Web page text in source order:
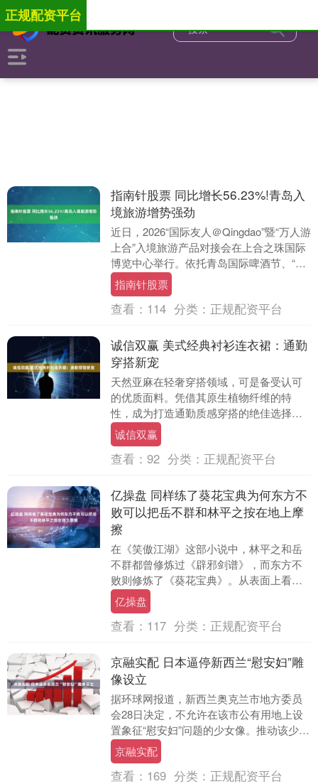
正规配资平台
指南针股票 同比增长56.23%!青岛入
境旅游增势强劲
近日，2026“国际友人＠Qingdao”暨“万人游
上合”入境旅游产品对接会在上合之珠国际
博览中心举行。依托青岛国际啤酒节、“丝
路千古情”等文旅热潮与“上合之夏....
指南针股票
查看： 114 分类： 正规配资平台
诚信双赢 美式经典衬衫连衣裙：通勤
穿搭新宠
天然亚麻在轻奢穿搭领域，可是备受认可
的优质面料。凭借其原生植物纤维的特
性，成为打造通勤质感穿搭的绝佳选择。
这款美式经典衬衫连衣裙，从面料挑选到
剪裁设计，精准诠释....
诚信双赢
查看： 92 分类： 正规配资平台
亿操盘 同样练了葵花宝典为何东方不
败可以把岳不群和林平之按在地上摩
擦
在《笑傲江湖》这部小说中，林平之和岳
不群都曾修炼过《辟邪剑谱》，而东方不
败则修炼了《葵花宝典》。从表面上看，
《辟邪剑谱》和《葵花宝典》似乎有着千
丝万缕的联系，然....
亿操盘
查看： 117 分类： 正规配资平台
京融实配 日本逼停新西兰“慰安妇”雕
像设立
据环球网报道，新西兰奥克兰市地方委员
会28日决定，不允许在该市公有用地上设
置象征“慰安妇”问题的少女像。推动该少女
像设立的民间组织“新西兰和平少女像委员
会”负责....
京融实配
查看： 169 分类： 正规配资平台